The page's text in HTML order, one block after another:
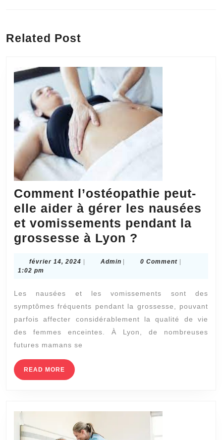
post:
Related Post
Comment l’ostéopathie peut-
elle aider à gérer les nausées
et vomissements pendant la
grossesse à Lyon ?
peut-
aider
à
gérer
la
février 14, 2024 février
| AdminAdmin
| 0 Comment |
1:02 pm
Les nausées et les vomissements sont des
symptômes fréquents pendant la grossesse, pouvant
parfois affecter considérablement la qualité de vie
des femmes enceintes. À Lyon, de nombreuses
futures mamans se
READ MORE READ
MORE